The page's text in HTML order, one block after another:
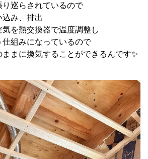
巡らされているので
み、排出
を熱交換器で温度調整し
組みになっているので
まに換気することができるんです✨